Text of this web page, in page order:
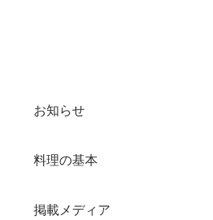
お知らせ
料理の基本
掲載メディア